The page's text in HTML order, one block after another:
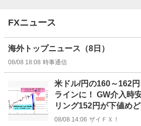
FXニュース
海外トップニュース（8日）
08/08 18:08 時事通信
米ドル/円の160～162
ラインに！ GW介入時
リング152円が下値め
り売り戦略へ
08/08 14:06 ザイＦＸ！